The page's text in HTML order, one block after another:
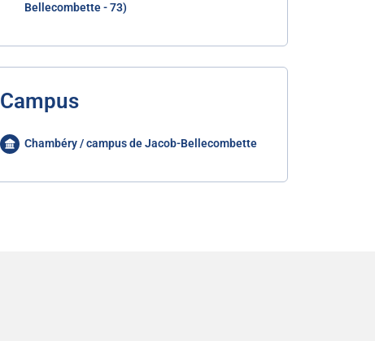
Bellecombette - 73)
Campus
Chambéry / campus de Jacob-Bellecombette